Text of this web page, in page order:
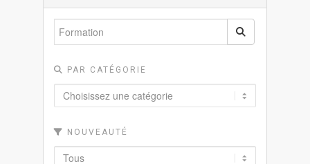
PAR CATÉGORIE
NOUVEAUTÉ